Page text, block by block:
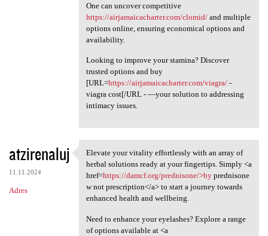
One can uncover competitive
https://airjamaicacharter.com/clomid/and multiple
options online, ensuring economical options and
availability.
Looking to improve your stamina? Discover
trusted options and buy
[URL=https://airjamaicacharter.com/viagra/-
viagra cost[/URL - —your solution to addressing
intimacy issues.
atzirenaluj
11.11.2024
Adres
Elevate your vitality
Elevate your vitality effortlessly with an array of
herbal solutions ready at your fingertips. Simply <a
href=https://damcf.org/prednisone/>byprednisone
w not prescription</a> to start a journey towards
enhanced health and wellbeing.
Need to enhance your eyelashes? Explore a range
of options available at <a